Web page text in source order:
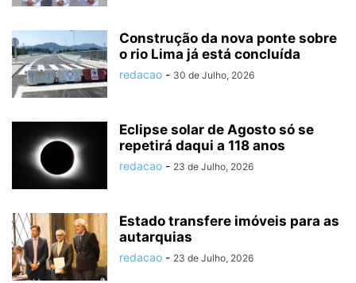
Construção da nova ponte sobre
o rio Lima já está concluída
redacao - 30 de Julho, 2026
Eclipse solar de Agosto só se
repetirá daqui a 118 anos
redacao - 23 de Julho, 2026
Estado transfere imóveis para as
autarquias
redacao - 23 de Julho, 2026